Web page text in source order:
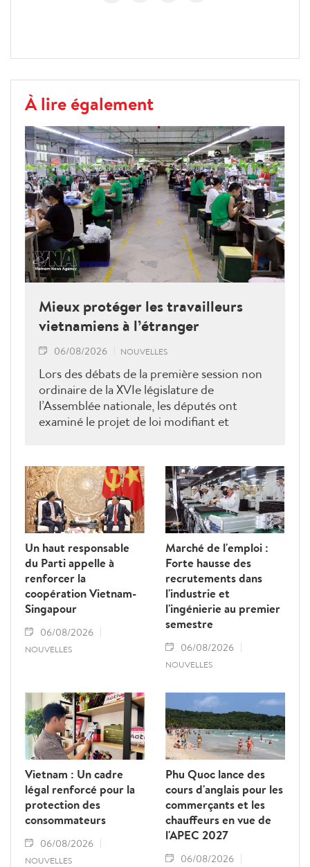
À lire également
Mieux protéger les travailleurs
vietnamiens à l’étranger
06/08/2026 NOUVELLES
Lors des débats de la première session non
ordinaire de la XVIe législature de
l’Assemblée nationale, les députés ont
examiné le projet de loi modifiant et
contrat. Ils ont proposé plusieurs mesures
visant à renforcer la gestion de l’État, à
lutter contre les fraudes et à mieux
protéger les droits et les intérêts légitimes
des travailleurs.
Un haut responsable
du Parti appelle à
renforcer la
coopération Vietnam-
Singapour
06/08/2026
NOUVELLES
Marché de l'emploi :
Forte hausse des
recrutements dans
l'industrie et
l'ingénierie au premier
semestre
06/08/2026
NOUVELLES
Vietnam : Un cadre
légal renforcé pour la
protection des
consommateurs
06/08/2026
NOUVELLES
Phu Quoc lance des
cours d'anglais pour les
commerçants et les
chauffeurs en vue de
l'APEC 2027
06/08/2026